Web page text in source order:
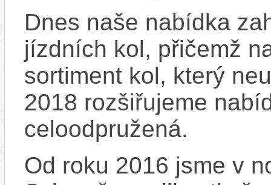
Dnes naše nabídka
jízdních kol, přičemž
sortiment kol, který
2018 rozšiřujeme
celoodpružená.
Od roku 2016 jsme v